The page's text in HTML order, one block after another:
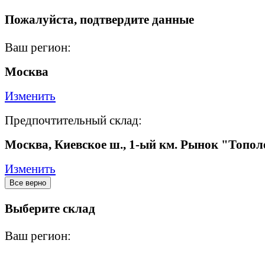
Пожалуйста, подтвердите данные
Ваш регион:
Москва
Изменить
Предпочтительный склад:
Москва, Киевское ш., 1-ый км. Рынок
Изменить
Все верно
Выберите склад
Ваш регион: